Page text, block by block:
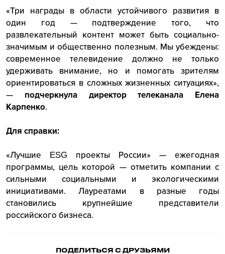
«Три награды в области устойчивого развития в
один год — подтверждение того, что
развлекательный контент может быть социально-
значимым и общественно полезным. Мы убеждены:
современное телевидение должно не только
удерживать внимание, но и помогать зрителям
ориентироваться в сложных жизненных ситуациях»,
— подчеркнула директор телеканала Елена
Карпенко.
Для справки:
«Лучшие ESG проекты России» — ежегодная
программы, цель которой — отметить компании с
сильными социальными и экологическими
инициативами. Лауреатами в разные годы
становились крупнейшие представители
российского бизнеса.
ПОДЕЛИТЬСЯ С ДРУЗЬЯМИ